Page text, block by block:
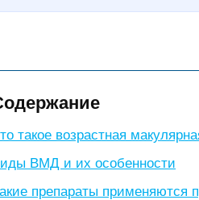
такое возрастная
ВМД и их особенности
препараты применяются